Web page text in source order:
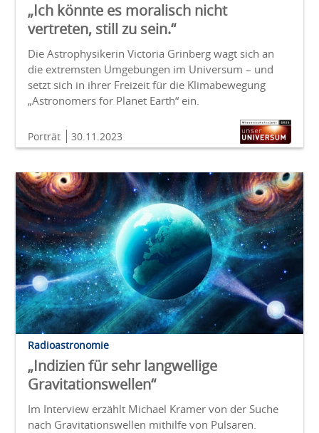
„Ich könnte es moralisch nicht
vertreten, still zu sein.“
Die Astrophysikerin Victoria Grinberg wagt sich an
die extremsten Umgebungen im Universum – und
setzt sich in ihrer Freizeit für die Klimabewegung
„Astronomers for Planet Earth“ ein.
Porträt 30.11.2023
Radioastronomie
„Indizien für sehr langwellige
Gravitationswellen“
Im Interview erzählt Michael Kramer von der Suche
nach Gravitationswellen mithilfe von Pulsaren.